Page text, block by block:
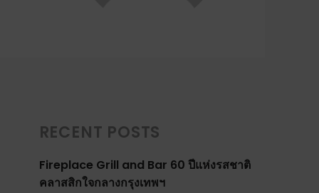
RECENT POSTS
Fireplace Grill and Bar 60 ปีแห่งรสชาติ
คลาสสิกใจกลางกรุงเทพฯ